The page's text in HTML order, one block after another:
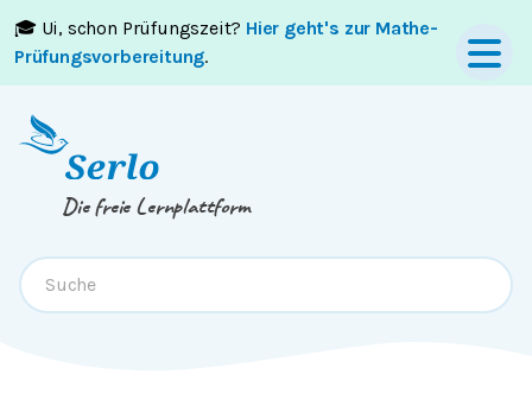
🎓 Ui, schon Prüfungszeit? Hier geht's zur Mathe-
Prüfungsvorbereitung.
Springe zumInhaltoderFooter
Die freie Lernplattform